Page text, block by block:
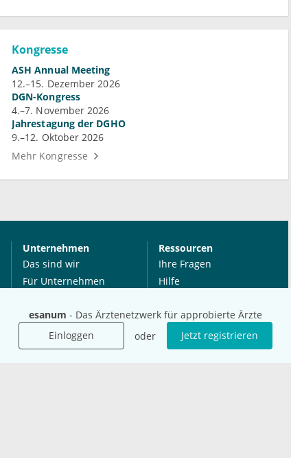
esanum - Das Ärztenetzwerk für approbierte Ärzte
Einloggen
oder Jetzt registrieren
Kongresse
ASH Annual Meeting
12.–15. Dezember 2026
DGN-Kongress
4.–7. November 2026
Jahrestagung der DGHO
9.–12. Oktober 2026
Mehr Kongresse
Unternehmen
Das sind wir
Für Unternehmen
Mediadaten
Presse
Karriere
Ressourcen
Ihre Fragen
Hilfe